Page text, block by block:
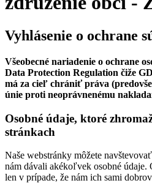
Vyhlásenie o ochrane
Všeobecné nariadenie o ochrane
Data Protection Regulation čiže
má za cieľ chrániť práva
únie proti neoprávnenému
Osobné údaje, ktoré
stránkach
Naše webstránky môžete
nám dávali akékoľvek osobné údaje.
len v prípade, že nám ich sami